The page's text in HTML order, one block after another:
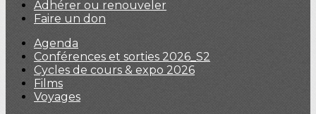
Adhérer ou renouveler
Faire un don
Agenda
Conférences et sorties 2026_S2
Cycles de cours & expo 2026
Films
Voyages